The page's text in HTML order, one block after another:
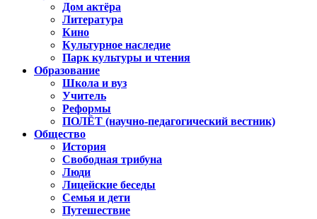
Дом актёра
Литература
Кино
Культурное наследие
Парк культуры и чтения
Образование
Школа и вуз
Учитель
Реформы
ПОЛЁТ (научно-педагогический вестник)
Общество
История
Свободная трибуна
Люди
Лицейские беседы
Семья и дети
Путешествие